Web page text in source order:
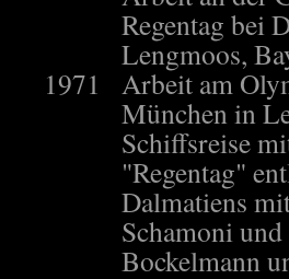
Regentag bei
Lengmoos,
1971 Arbeit am
München in
Schiffsreise
"Regentag"
Dalmatiens
Schamoni
Bockelmann